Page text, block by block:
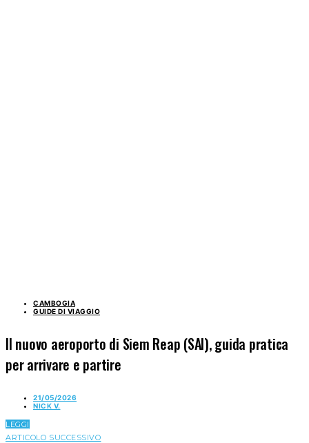
CAMBOGIA
GUIDE DI VIAGGIO
Il nuovo aeroporto di Siem Reap (SAI), guida pratica
per arrivare e partire
21/05/2026
NICK V.
LEGGI
ARTICOLO SUCCESSIVO